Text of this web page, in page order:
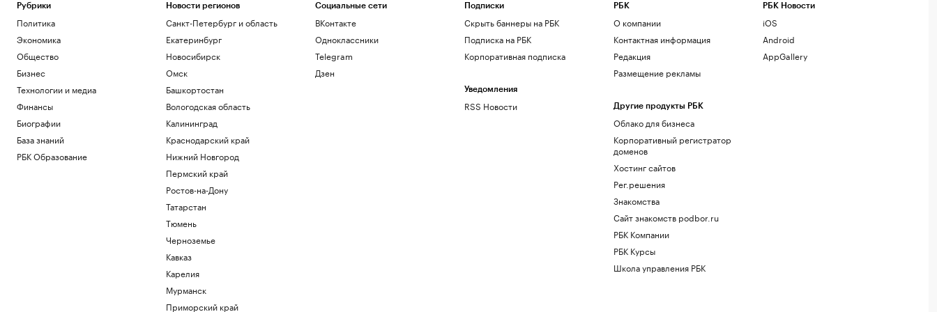
Рубрики
Политика
Экономика
Общество
Бизнес
Технологии и медиа
Финансы
Биографии
База знаний
РБК Образование
Новости регионов
Санкт-Петербург и область
Екатеринбург
Новосибирск
Омск
Башкортостан
Вологодская область
Калининград
Краснодарский край
Нижний Новгород
Пермский край
Ростов-на-Дону
Татарстан
Тюмень
Черноземье
Кавказ
Карелия
Мурманск
Приморский край
Социальные сети
ВКонтакте
Одноклассники
Telegram
Дзен
Подписки
Скрыть баннеры на РБК
Подписка на РБК
Корпоративная подписка
Уведомления
RSS Новости
РБК
О компании
Контактная информация
Редакция
Размещение рекламы
Другие продукты РБК
Облако для бизнеса
Корпоративный регистратор
доменов
Хостинг сайтов
Рег.решения
Знакомства
Сайт знакомств podbor.ru
РБК Компании
РБК Курсы
Школа управления РБК
РБК Новости
iOS
Android
AppGallery